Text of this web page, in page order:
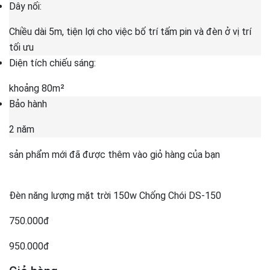
Dây nối:
Chiều dài 5m, tiện lợi cho việc bố trí tấm pin và đèn ở vị trí
tối ưu
Diện tích chiếu sáng:
khoảng 80m²
Bảo hành
2 năm
sản phẩm mới đã được thêm vào giỏ hàng của bạn
Đèn năng lượng mặt trời 150w Chống Chói DS-150
750.000đ
950.000đ